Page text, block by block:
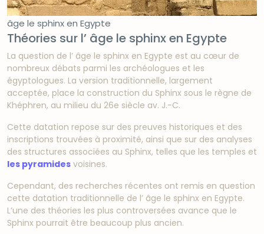
âge le sphinx en Egypte
Théories sur l’ âge le sphinx en Egypte
La question de l’ âge le sphinx en Egypte est au cœur de
nombreux débats parmi les archéologues et les
égyptologues. La version traditionnelle, largement
acceptée, place la construction du Sphinx sous le règne de
Khéphren, au milieu du 26e siècle av. J.-C.
Cette datation repose sur des preuves historiques et des
inscriptions trouvées à proximité, ainsi que sur des analyses
des structures associées au Sphinx, telles que les temples et
les pyramides voisines.
Cependant, des recherches récentes ont remis en question
cette datation traditionnelle de l’ âge le sphinx en Egypte.
L’une des théories les plus controversées avance que le
Sphinx pourrait être beaucoup plus ancien.